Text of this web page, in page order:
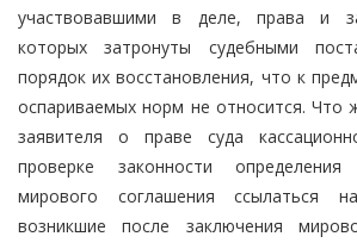
участвовавшими в деле, права и
которых затронуты судебными
порядок их восстановления, что к
оспариваемых норм не относится. Что
заявителя о праве суда
проверке законности
мирового соглашения ссылаться
возникшие после заключения